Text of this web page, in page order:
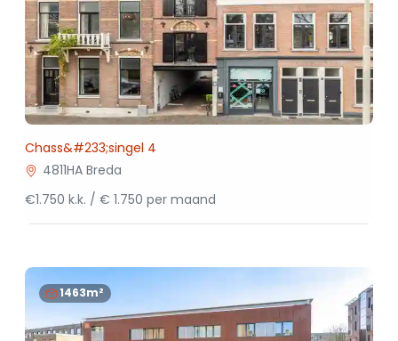
Chass&#233;singel 4
4811HA Breda
€1.750 k.k. / € 1.750 per maand
1463m²